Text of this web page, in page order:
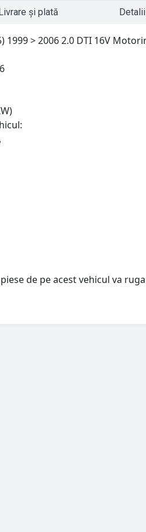
și plată
1999 > 2006 2.0 DTI 16V
de pe acest vehicul va